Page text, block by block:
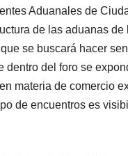
Aduanales de
de las aduanas
se buscará hacer
dentro del foro se
materia de comercio
de encuentros es